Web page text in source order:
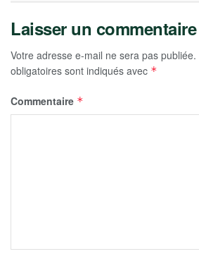
Laisser un commentaire
Votre adresse e-mail ne sera pas publiée.
obligatoires sont indiqués avec *
Commentaire *